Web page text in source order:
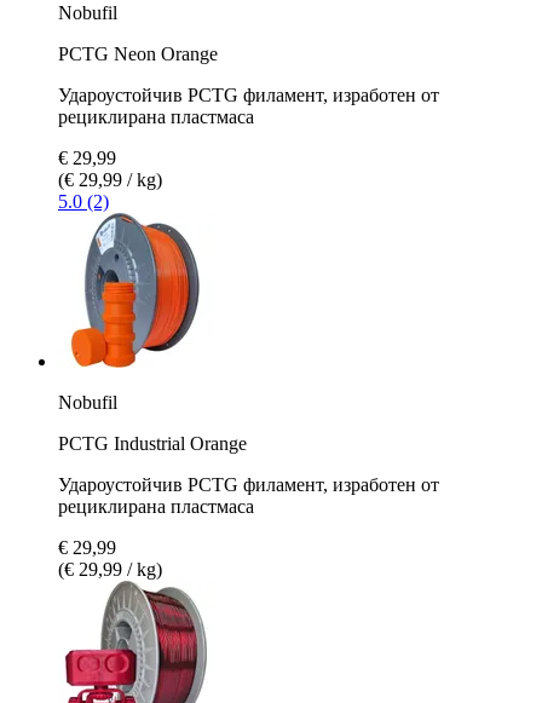
Nobufil
PCTG Neon Orange
Удароустойчив PCTG филамент, изработен от
рециклирана пластмаса
€ 29,99
(€ 29,99 / kg)
5.0 (2)
Nobufil
PCTG Industrial Orange
Удароустойчив PCTG филамент, изработен от
рециклирана пластмаса
€ 29,99
(€ 29,99 / kg)